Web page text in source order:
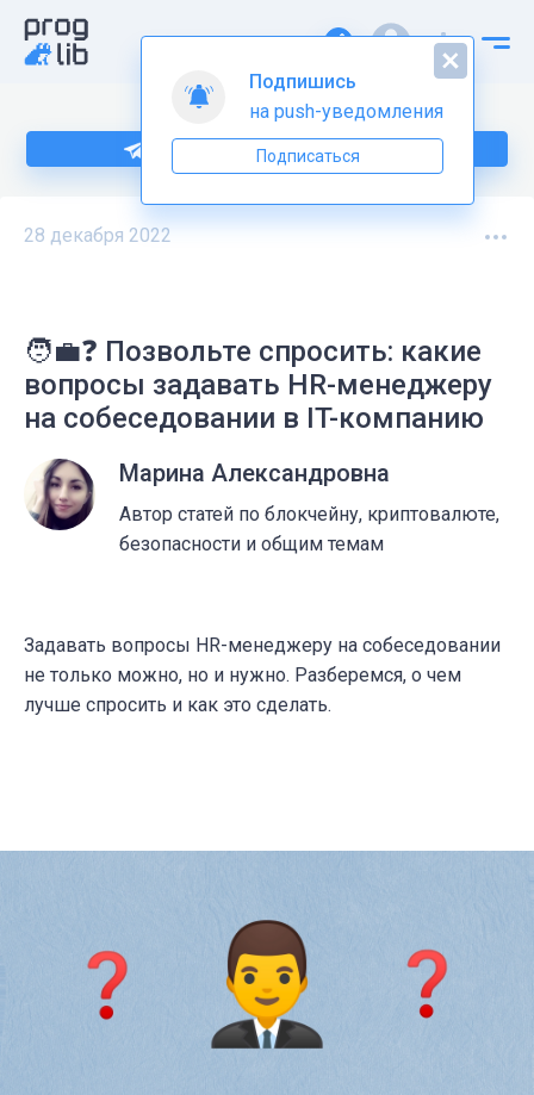
Подпишитесь на нас в Telegram
28 декабря 2022
🧑‍💼❓ Позвольте спросить: какие
вопросы задавать HR-менеджеру
на собеседовании в IT-компанию
Марина Александровна
Автор статей по блокчейну, криптовалюте,
безопасности и общим темам
Задавать вопросы HR-менеджеру на собеседовании
не только можно, но и нужно. Разберемся, о чем
лучше спросить и как это сделать.
Подпишись
на push-уведомления
Подписаться